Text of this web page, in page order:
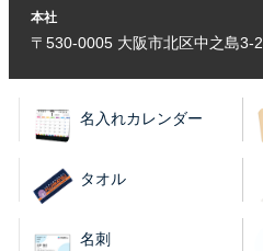
本社
〒530-0005 大阪市北区中之島3-
名入れカレンダー
タオル
名刺